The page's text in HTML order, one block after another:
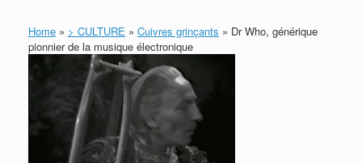
Home » > CULTURE » Cuivres grinçants » Dr Who, générique
pionnier de la musique électronique